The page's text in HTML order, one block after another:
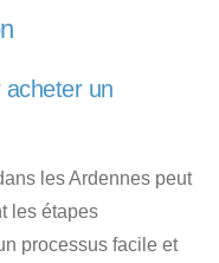
acheter un
les Ardennes peut
les étapes
processus facile et